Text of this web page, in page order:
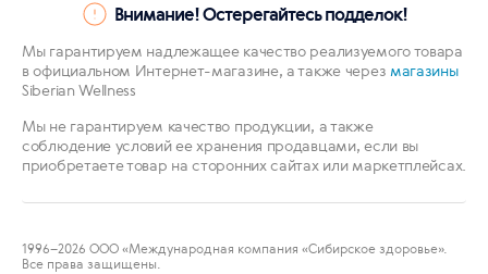
Внимание! Остерегайтесь подделок!
Мы гарантируем надлежащее качество реализуемого товара
в официальном Интернет-магазине, а также через магазины
Siberian Wellness
Мы не гарантируем качество продукции, а также
соблюдение условий ее хранения продавцами, если вы
приобретаете товар на сторонних сайтах или маркетплейсах.
1996–2026 ООО «Международная компания «Сибирское здоровье».
Все права защищены.